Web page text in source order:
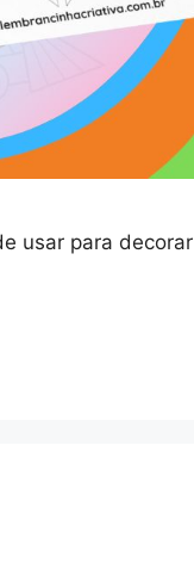
usar para decorar